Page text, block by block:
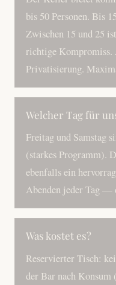
bis 50 Personen. Bis
Zwischen 15 und 25
richtige
Privatisierung.
Welcher Tag für
Freitag und Samstag
(starkes Programm).
ebenfalls ein
Abenden jeder Tag —
Was kostet es?
Reservierter Tisch:
der Bar nach